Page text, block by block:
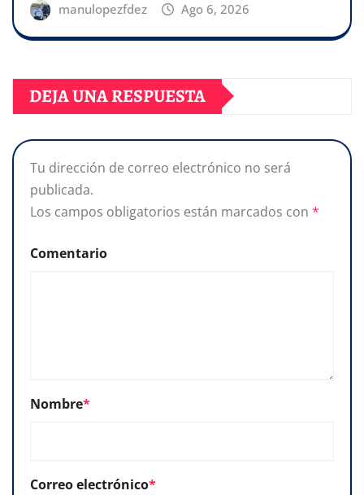
manulopezfdez Ago 6, 2026
DEJA UNA RESPUESTA
Tu dirección de correo electrónico no será
publicada.
Los campos obligatorios están marcados con *
Comentario
Nombre*
Correo electrónico*